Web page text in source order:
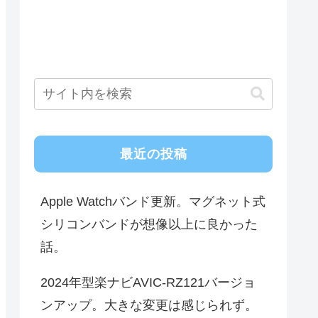
最近の投稿
Apple Watchバンド更新。マグネット式
シリコンバンドが想像以上に良かった
話。
2024年型楽ナビAVIC-RZ121バージョ
ンアップ。大きな変更は感じられず。